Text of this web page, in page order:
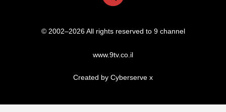
© 2002–2026 All rights reserved to 9 channel
www.9tv.co.il
Created by Cyberserve x